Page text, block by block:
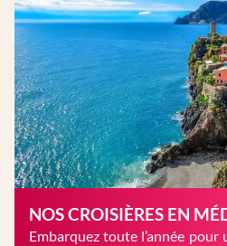
NOS CROISIÈRES EN
Embarquez toute l’année